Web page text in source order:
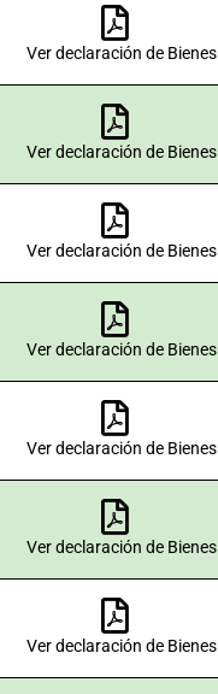
Ver declaración de Bienes
Ver declaración de Bienes
Ver declaración de Bienes
Ver declaración de Bienes
Ver declaración de Bienes
Ver declaración de Bienes
Ver declaración de Bienes